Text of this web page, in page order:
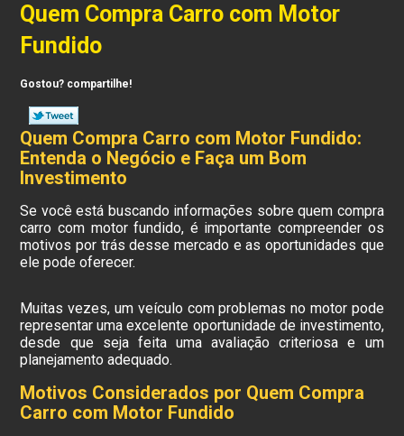
Quem Compra Carro com Motor
Fundido
Gostou? compartilhe!
Quem Compra Carro com Motor Fundido:
Entenda o Negócio e Faça um Bom
Investimento
Se você está buscando informações sobre quem compra
carro com motor fundido, é importante compreender os
motivos por trás desse mercado e as oportunidades que
ele pode oferecer.
Muitas vezes, um veículo com problemas no motor pode
representar uma excelente oportunidade de investimento,
desde que seja feita uma avaliação criteriosa e um
planejamento adequado.
Motivos Considerados por Quem Compra
Carro com Motor Fundido